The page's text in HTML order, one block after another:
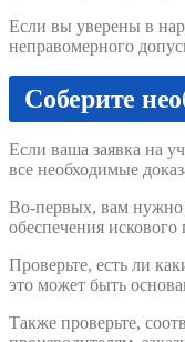
Если вы уверены в
неправомерного
Соберите
Если ваша заявка на
все необходимые
Во-первых, вам нужно
обеспечения
Проверьте, есть ли
это может быть
Также проверьте,